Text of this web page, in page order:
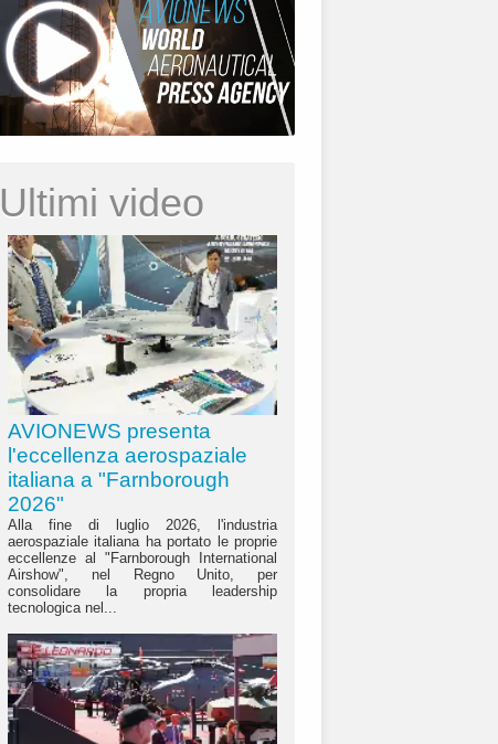
Ultimi video
AVIONEWS presenta
l'eccellenza aerospaziale
italiana a "Farnborough
2026"
Alla fine di luglio 2026, l'industria
aerospaziale italiana ha portato le proprie
eccellenze al "Farnborough International
Airshow", nel Regno Unito, per
consolidare la propria leadership
tecnologica nel...